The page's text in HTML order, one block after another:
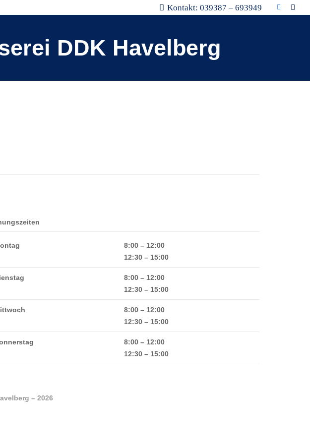
Kontakt: 039387 – 693949
DDK Havelberg
8:00 – 12:00
12:30 – 15:00
8:00 – 12:00
12:30 – 15:00
8:00 – 12:00
12:30 – 15:00
8:00 – 12:00
12:30 – 15:00
– 2026